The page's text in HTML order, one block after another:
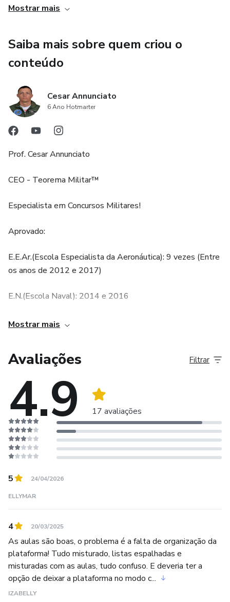
concursos militares, o que garante um ensino de qualidade
4. Suporte para dúvidas: o curso oferece um grupo no
WhatsApp para dúvidas, que funciona extremamente bem,
permitindo que o aluno tenha suporte para esclarecer suas
dúvidas e garantir um aprendizado eficiente.
5. Método testado e aprovado: o método aplicado no
matemática, onde já temos mais de 1200 alunos,
eficaz.
Mostrar mais
Saiba mais sobre quem criou o
conteúdo
Cesar Annunciato
6 Ano Hotmarter
Prof. Cesar Annunciato
CEO - Teorema Militar™️
Especialista em Concursos Militares!
Aprovado:
E.E.Ar.(Escola Especialista da Aeronáutica): 9 vezes (Entre
os anos de 2012 e 2017)
E.N.(Escola Naval): 2014 e 2016
Es.P.C.Ex.(Escola Preparatória de Cadetes do Exército):
A.F.A.(Academia da Força Aérea): 2016
E.F.O.M.M.(Escola de Formação de Oficiais da Marinha
Mercante): 2016 e 2018
A.P.M.B.B.(Academia de Policia Militar do Barro Branco):
2018 e 2019
2019
Mostrar mais
Avaliações
4.9 17 avaliações
Filtrar
5 24/04/2026
ELLYMAR
4 20/03/2025
As aulas são boas, o problema é a falta de organização da
plataforma! Tudo misturado, listas espalhadas e
misturadas com as aulas, tudo confuso. E deveria ter a
opção de deixar a plataforma no modo c...
IZABELLY